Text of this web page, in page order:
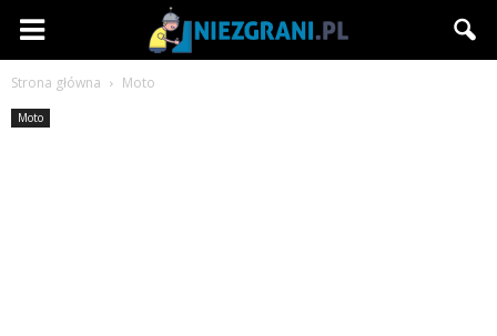
Niezgrani.pl
Strona główna Moto
Moto